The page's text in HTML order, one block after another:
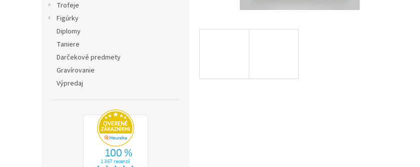
Trofeje
Figúrky
Diplomy
Taniere
Darčekové predmety
Gravírovanie
Výpredaj